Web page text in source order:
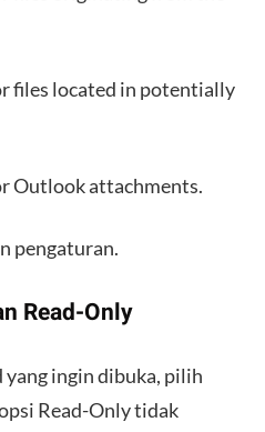
files located in potentially
Outlook attachments.
pengaturan.
Read-Only
ingin dibuka, pilih
Read-Only tidak